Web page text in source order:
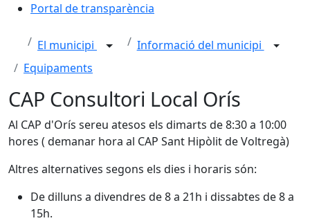
Portal de transparència
El municipi
Informació del municipi
Equipaments
CAP Consultori Local Orís
Al CAP d'Orís sereu atesos els dimarts de 8:30 a 10:00
hores ( demanar hora al CAP Sant Hipòlit de Voltregà)
Altres alternatives segons els dies i horaris són:
De dilluns a divendres de 8 a 21h i dissabtes de 8 a
15h.